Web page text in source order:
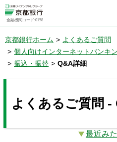
金融機関コード:0158
京都銀行ホーム > よくあるご質問
> 個人向けインターネットバンキ
> 振込・振替 > Q&A詳細
よくあるご質問 -
最近み